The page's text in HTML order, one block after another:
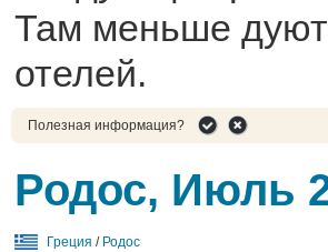
Там меньше
отелей.
Полезная информация?
Родос, Июль
Греция / Родос